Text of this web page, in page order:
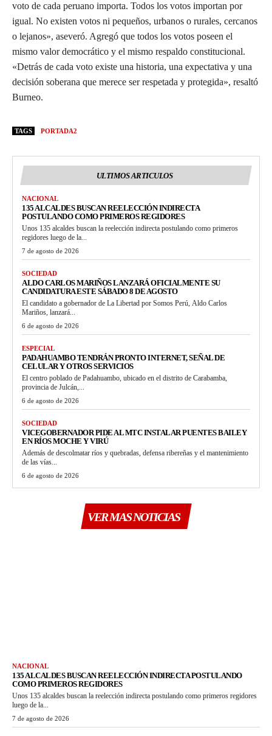
voto de cada peruano importa. Todos los votos importan por
igual. No existen votos ni pequeños, urbanos o rurales, cercanos
o lejanos», aseveró. Agregó que todos los votos poseen el
mismo valor democrático y el mismo respaldo constitucional.
«Detrás de cada voto existe una historia, una expectativa y una
decisión soberana que merece ser respetada y protegida», resaltó
Burneo.
TAGS PORTADA2
ULTIMOS ARTICULOS
NACIONAL
135 ALCALDES BUSCAN REELECCIÓN INDIRECTA
POSTULANDO COMO PRIMEROS REGIDORES
Unos 135 alcaldes buscan la reelección indirecta postulando como primeros
regidores luego de la...
7 de agosto de 2026
SOCIEDAD
ALDO CARLOS MARIÑOS LANZARÁ OFICIALMENTE SU
CANDIDATURA ESTE SÁBADO 8 DE AGOSTO
El candidato a gobernador de La Libertad por Somos Perú, Aldo Carlos
Mariños, lanzará...
6 de agosto de 2026
ESPECIAL
PADAHUAMBO TENDRÁN PRONTO INTERNET, SEÑAL DE
CELULAR Y OTROS SERVICIOS
El centro poblado de Padahuambo, ubicado en el distrito de Carabamba,
provincia de Julcán,...
6 de agosto de 2026
SOCIEDAD
VICEGOBERNADOR PIDE AL MTC INSTALAR PUENTES BAILEY
EN RÍOS MOCHE Y VIRÚ
Además de descolmatar ríos y quebradas, defensa ribereñas y el mantenimiento
de las vías...
6 de agosto de 2026
VER MAS NOTICIAS
NACIONAL
135 ALCALDES BUSCAN REELECCIÓN INDIRECTA POSTULANDO
COMO PRIMEROS REGIDORES
Unos 135 alcaldes buscan la reelección indirecta postulando como primeros regidores
luego de la...
7 de agosto de 2026